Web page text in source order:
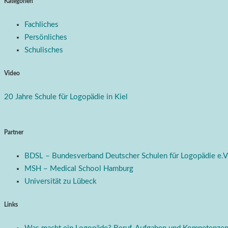
Fachliches
Persönliches
Schulisches
Video
20 Jahre Schule für Logopädie in Kiel
Partner
BDSL – Bundesverband Deutscher Schulen für Logopädie
MSH – Medical School Hamburg
Universität zu Lübeck
Links